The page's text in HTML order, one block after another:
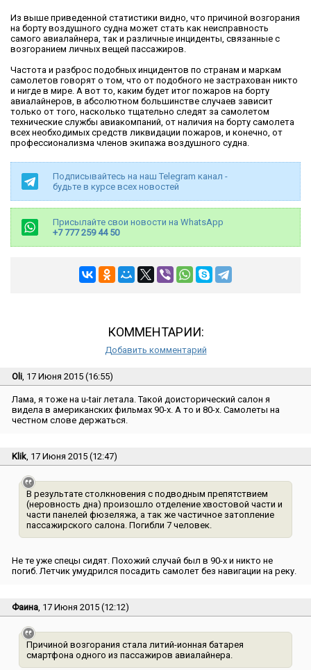
Из выше приведенной статистики видно, что причиной возгорания
на борту воздушного судна может стать как неисправность
самого авиалайнера, так и различные инциденты, связанные с
возгоранием личных вещей пассажиров.
Частота и разброс подобных инцидентов по странам и маркам
самолетов говорят о том, что от подобного не застрахован никто
и нигде в мире. А вот то, каким будет итог пожаров на борту
авиалайнеров, в абсолютном большинстве случаев зависит
только от того, насколько тщательно следят за самолетом
технические службы авиакомпаний, от наличия на борту самолета
всех необходимых средств ликвидации пожаров, и конечно, от
профессионализма членов экипажа воздушного судна.
Подписывайтесь на наш Telegram канал -
будьте в курсе всех новостей
Присылайте свои новости на WhatsApp
+7 777 259 44 50
КОММЕНТАРИИ:
Добавить комментарий
Oli, 17 Июня 2015 (16:55)
Лама, я тоже на u-tair летала. Такой доисторический салон я
видела в американских фильмах 90-х. А то и 80-х. Самолеты на
честном слове держаться.
Klik, 17 Июня 2015 (12:47)
В результате столкновения с подводным препятствием
(неровность дна) произошло отделение хвостовой части и
части панелей фюзеляжа, а так же частичное затопление
пассажирского салона. Погибли 7 человек.
Не те уже спецы сидят. Похожий случай был в 90-х и никто не
погиб. Летчик умудрился посадить самолет без навигации на реку.
Фаина, 17 Июня 2015 (12:12)
Причиной возгорания стала литий-ионная батарея
смартфона одного из пассажиров авиалайнера.